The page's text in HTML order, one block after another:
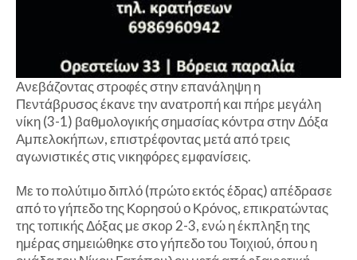
Ανεβάζοντας στροφές στην επανάληψη η
Πεντάβρυσος έκανε την ανατροπή και πήρε μεγάλη
νίκη (3-1) βαθμολογικής σημασίας κόντρα στην Δόξα
Αμπελοκήπων, επιστρέφοντας μετά από τρεις
αγωνιστικές στις νικηφόρες εμφανίσεις.
Με το πολύτιμο διπλό (πρώτο εκτός έδρας) απέδρασε
από το γήπεδο της Κορησού ο Κρόνος, επικρατώντας
της τοπικής Δόξας με σκορ 2-3, ενώ η έκπληξη της
ημέρας σημειώθηκε στο γήπεδο του Τοιχιού, όπου η